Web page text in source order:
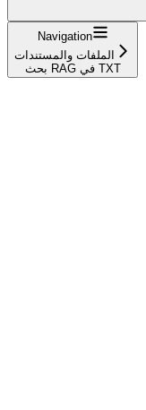
Navigation
الملفات والمستندات
بحث RAG في TXT